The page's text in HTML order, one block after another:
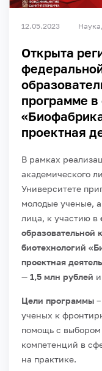
12.05.2023 Наука
Открыта
программе в
проектная
В рамках
академического
Университете
молодые ученые,
лица, к участию в
образовательной
биотехнологий
проектная
— 1,5 млн рублей
Цели программы
ученых к
помощь с
компетенций в
на практике.